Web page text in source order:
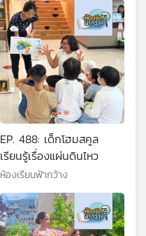
EP. 488: เด็กโฮมสคูล
เรียนรู้เรื่องแผ่นดินไหว
ห้องเรียนฟ้ากว้าง